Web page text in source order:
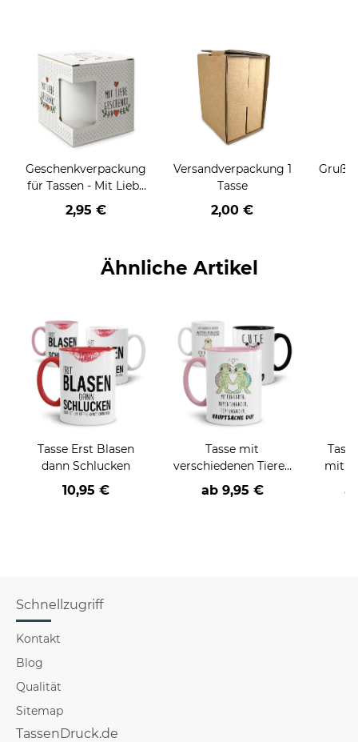
Geschenkverpackung
für Tassen - Mit Liebe
geschenkt
2,95 €
Versandverpackung 1
Tasse
2,00 €
Ähnliche Artikel
Tasse Erst Blasen
dann Schlucken
10,95 €
Tasse mit
verschiedenen Tieren
und Sprüchen
ab 9,95 €
mit
Schnellzugriff
Kontakt
Blog
Qualität
Sitemap
TassenDruck.de